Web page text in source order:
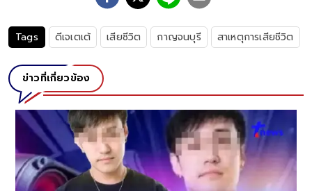
Tags ดีเจเตเต้ เสียชีวิต กาญจนบุรี สาเหตุการเสียชีวิต
ข่าวที่เกี่ยวข้อง